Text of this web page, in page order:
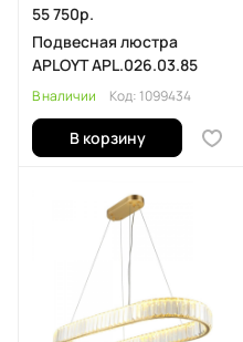
55 750р.
Подвесная люстра
APLOYT APL.026.03.85
В наличии Код: 1099434
В корзину